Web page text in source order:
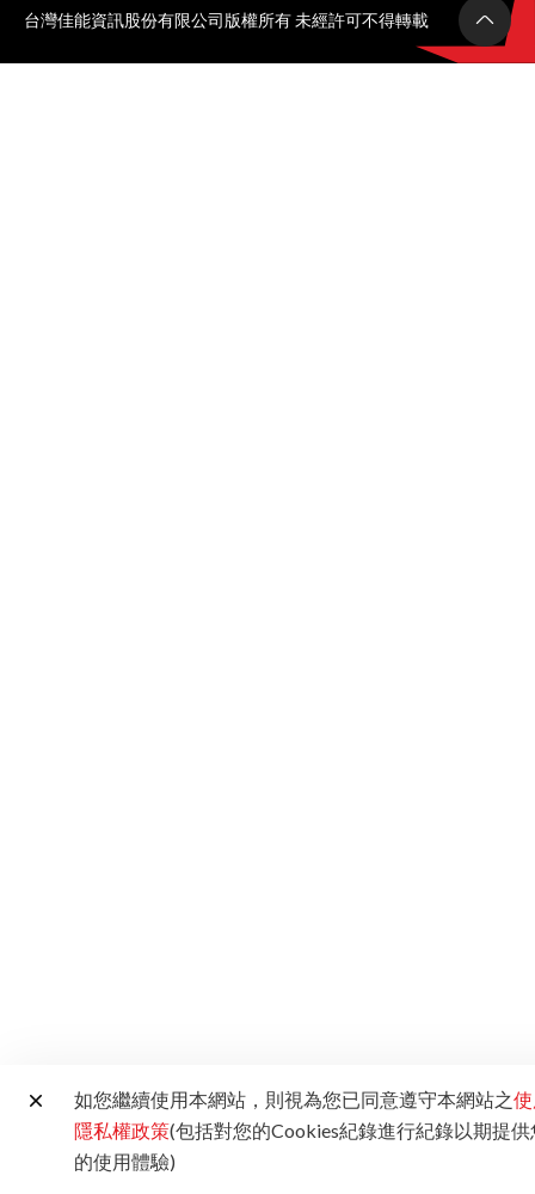
台灣佳能資訊股份有限公司版權所有 未經許可不得轉載
如您繼續使用本網站，則視為您已同意遵守本網站之
隱私權政策(包括對您的Cookies紀錄進行紀錄以期提
的使用體驗)